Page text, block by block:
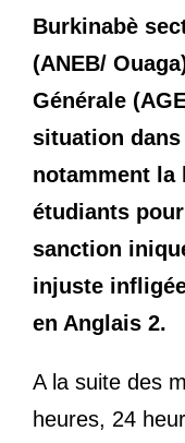
Burkinabè
(ANEB/
Générale
situation
notamment la
étudiants
sanction
injuste
en Anglais 2.
A la suite des
heures, 24